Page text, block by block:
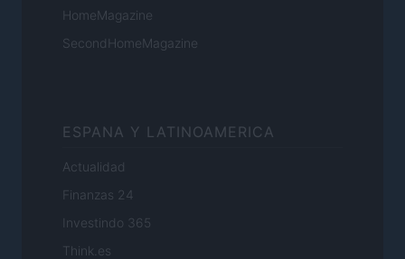
HomeMagazine
SecondHomeMagazine
ESPANA Y LATINOAMERICA
Actualidad
Finanzas 24
Investindo 365
Think.es